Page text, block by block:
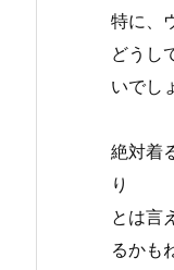
特に、
どうし
いでし
絶対着
り
とは言
るかも